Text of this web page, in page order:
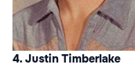
4. Justin Timberlake